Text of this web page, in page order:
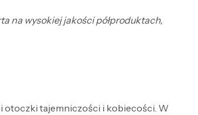
na wysokiej jakości półproduktach,
otoczki tajemniczości i kobiecości. W